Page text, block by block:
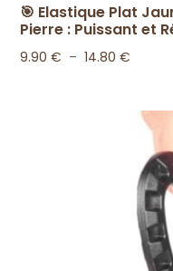
🎯 Elastique Plat
Pierre : Puissant et
9.90€ – 14.80€
9.90 €
14.80